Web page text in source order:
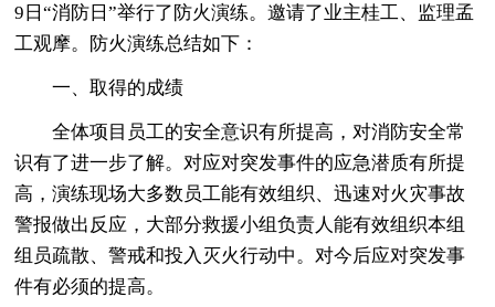
9日“消防日”举行了防火演练。邀请了业主桂工、监理孟
工观摩。防火演练总结如下：
一、取得的成绩
全体项目员工的安全意识有所提高，对消防安全常
识有了进一步了解。对应对突发事件的应急潜质有所提
高，演练现场大多数员工能有效组织、迅速对火灾事故
警报做出反应，大部分救援小组负责人能有效组织本组
组员疏散、警戒和投入灭火行动中。对今后应对突发事
件有必须的提高。